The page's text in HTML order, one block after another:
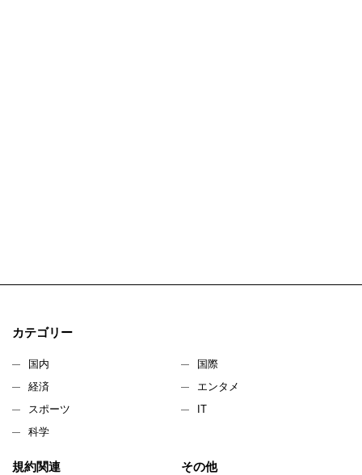
カテゴリー
国内
国際
経済
エンタメ
スポーツ
IT
科学
規約関連 その他